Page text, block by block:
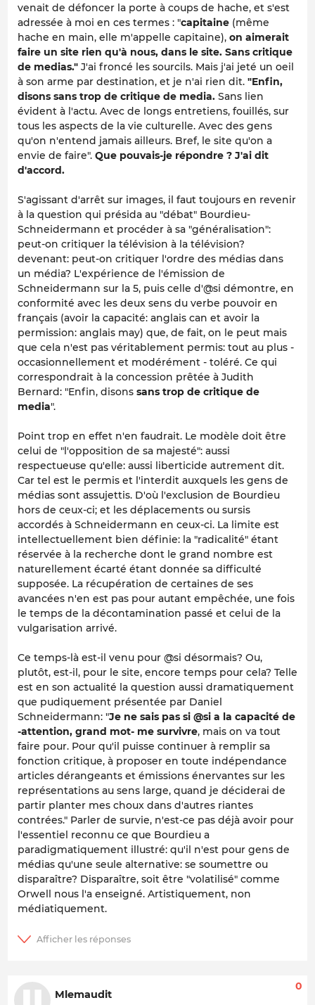
venait de défoncer la porte à coups de hache, et s'est
adressée à moi en ces termes : "capitaine (même
hache en main, elle m'appelle capitaine), on aimerait
faire un site rien qu'à nous, dans le site. Sans critique
de medias." J'ai froncé les sourcils. Mais j'ai jeté un oeil
à son arme par destination, et je n'ai rien dit. "Enfin,
disons sans trop de critique de media. Sans lien
évident à l'actu. Avec de longs entretiens, fouillés, sur
tous les aspects de la vie culturelle. Avec des gens
qu'on n'entend jamais ailleurs. Bref, le site qu'on a
envie de faire". Que pouvais-je répondre ? J'ai dit
d'accord.
S'agissant d'arrêt sur images, il faut toujours en revenir
à la question qui présida au "débat" Bourdieu-
Schneidermann et procéder à sa "généralisation":
peut-on critiquer la télévision à la télévision?
devenant: peut-on critiquer l'ordre des médias dans
un média? L'expérience de l'émission de
Schneidermann sur la 5, puis celle d'@si démontre, en
conformité avec les deux sens du verbe pouvoir en
français (avoir la capacité: anglais can et avoir la
permission: anglais may) que, de fait, on le peut mais
que cela n'est pas véritablement permis: tout au plus -
occasionnellement et modérément - toléré. Ce qui
correspondrait à la concession prêtée à Judith
Bernard: "Enfin, disons sans trop de critique de
media".
Point trop en effet n'en faudrait. Le modèle doit être
celui de "l'opposition de sa majesté": aussi
respectueuse qu'elle: aussi liberticide autrement dit.
Car tel est le permis et l'interdit auxquels les gens de
médias sont assujettis. D'où l'exclusion de Bourdieu
hors de ceux-ci; et les déplacements ou sursis
accordés à Schneidermann en ceux-ci. La limite est
intellectuellement bien définie: la "radicalité" étant
réservée à la recherche dont le grand nombre est
naturellement écarté étant donnée sa difficulté
supposée. La récupération de certaines de ses
avancées n'en est pas pour autant empêchée, une fois
le temps de la décontamination passé et celui de la
vulgarisation arrivé.
Ce temps-là est-il venu pour @si désormais? Ou,
plutôt, est-il, pour le site, encore temps pour cela? Telle
est en son actualité la question aussi dramatiquement
que pudiquement présentée par Daniel
Schneidermann: "Je ne sais pas si @si a la capacité de
-attention, grand mot- me survivre, mais on va tout
faire pour. Pour qu'il puisse continuer à remplir sa
fonction critique, à proposer en toute indépendance
articles dérangeants et émissions énervantes sur les
représentations au sens large, quand je déciderai de
partir planter mes choux dans d'autres riantes
contrées." Parler de survie, n'est-ce pas déjà avoir pour
l'essentiel reconnu ce que Bourdieu a
paradigmatiquement illustré: qu'il n'est pour gens de
médias qu'une seule alternative: se soumettre ou
disparaître? Disparaître, soit être "volatilisé" comme
Orwell nous l'a enseigné. Artistiquement, non
médiatiquement.
Mlemaudit
0